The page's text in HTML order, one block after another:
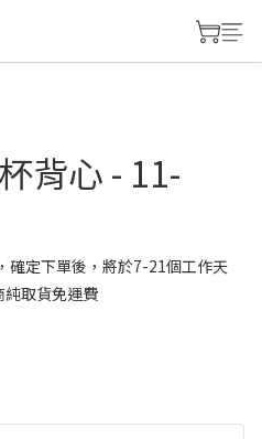
背心 - 11-
確定下單後，將於7-21個工作天
純取貨免運費